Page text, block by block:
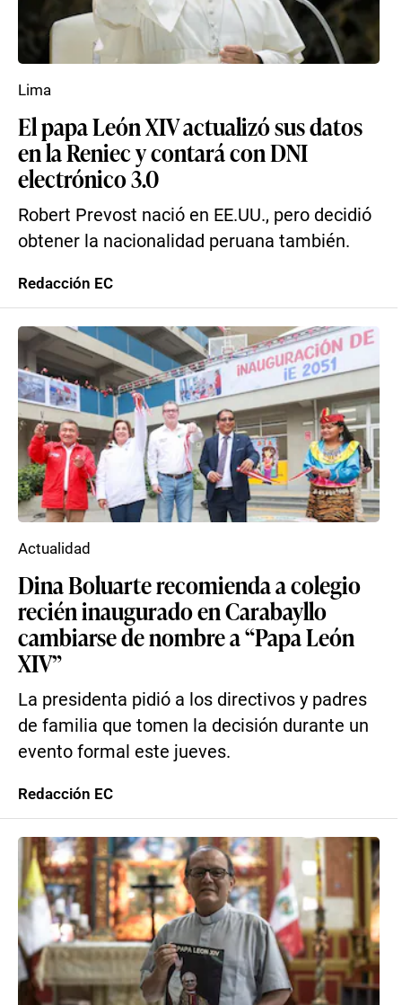
El papa León XIV actualizó sus datos
en la Reniec y contará con DNI
electrónico 3.0
Robert Prevost nació en EE.UU., pero decidió
obtener la nacionalidad peruana también.
Lima
Redacción EC
Dina Boluarte recomienda a colegio
recién inaugurado en Carabayllo
cambiarse de nombre a “Papa León
XIV”
La presidenta pidió a los directivos y padres
de familia que tomen la decisión durante un
evento formal este jueves.
Actualidad
Redacción EC